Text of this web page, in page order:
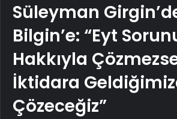
Süleyman
Bilgin’e: “Eyt
Hakkıyla
İktidara
Çözeceğiz”